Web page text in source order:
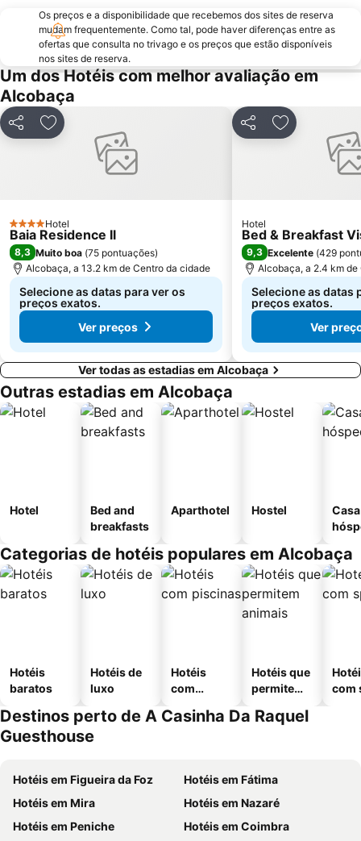
Museu da Fábrica de Cimento Maceira-Lis
Praia da Costa de Lavos
Igreja Paroquial de Pataias
Praia de Pedra do Ouro
Praia Norte
Quinta Pedagógica do Cuco
Praia da Leirosa
Parque Vale do Ribeiro de São Pedro de Moel
Mosteiro da Batalha
Estação comboios de Leiria
Praia do Salgado
Monumento ao Peregrino em Fátima
Complexo Municipal de Piscinas de Leiria
Olhos d'Água de Olho Marinho
Lagoa da Ervideira
Estação Ferroviária de Caldas da Rainha
Museu Casal de Monte Redondo
Castelo e Convento de Cristo
Centro da Juventude das Caldas da Rainha
Os preços e a disponibilidade que recebemos dos sites de reserva
mudam frequentemente. Como tal, pode haver diferenças entre as
ofertas que consulta no trivago e os preços que estão disponíveis
nos sites de reserva.
Um dos Hotéis com melhor avaliação em
Alcobaça
PartilharAdicionar aos favoritos
4 Estrelas
Hotel
Baia Residence Il
8,3 Muito boa (75 pontuações)
Alcobaça, a 13.2 km de Centro da cidade
Selecione as datas para ver os
preços exatos.
Ver preços
PartilharAdicionar
Hotel
Bed & Breakfast
9,3 Excelente (429
Alcobaça, a 2.4 km
Selecione as datas
preços exatos.
Ver
Ver todas as estadias em Alcobaça
Outras estadias em Alcobaça
Hotel
Bed and
breakfasts
Aparthotel Hostel
Categorias de hotéis populares em Alcobaça
Hotéis
baratos
Hotéis de
luxo
Hotéis
com
Hotéis que
permitem
com
Destinos perto de A Casinha Da Raquel
Guesthouse
Hotéis em Figueira da Foz
Hotéis em Fátima
Hotéis em Mira
Hotéis em Nazaré
Hotéis em Peniche
Hotéis em Coimbra